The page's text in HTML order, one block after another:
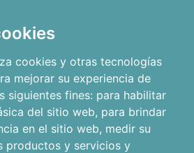
cookies y otras tecnologías
mejorar su experiencia de
siguientes fines: para habilitar
del sitio web, para brindar
en el sitio web, medir su
productos y servicios y